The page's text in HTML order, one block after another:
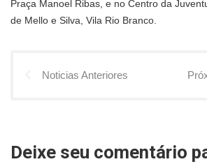
Praça Manoel Ribas, e no Centro da
de Mello e Silva, Vila Rio Branco.
Noticias Anteriores
Deixe seu comentário